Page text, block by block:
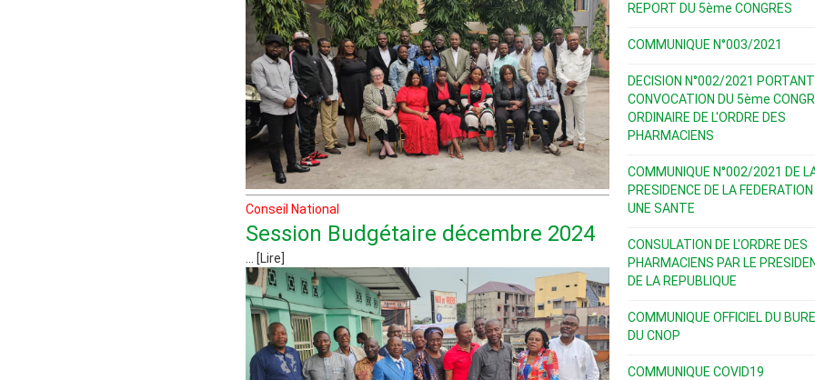
Conseil National
Session Budgétaire décembre 2024
... [Lire]
REPORT DU 5ème CONGRES
COMMUNIQUE N°003/2021
DECISION N°002/2021 PORTANT
CONVOCATION DU 5ème
ORDINAIRE DE L'ORDRE DES
PHARMACIENS
COMMUNIQUE N°002/2021 DE
PRESIDENCE DE LA FEDERATION
UNE SANTE
CONSULATION DE L'ORDRE DES
PHARMACIENS PAR LE
DE LA REPUBLIQUE
COMMUNIQUE OFFICIEL DU
DU CNOP
COMMUNIQUE COVID19